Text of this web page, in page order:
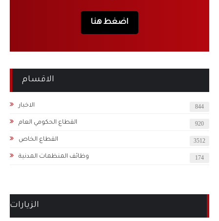
اضغط هنا
الاقسام
الاخبار 844
القطاع الحكومي العام 920
القطاع الخاص 3512
وظائف المنظمات المدنية 174
الزيارات